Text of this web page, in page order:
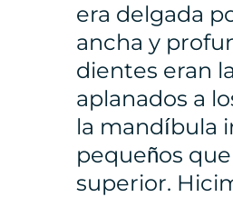
era delgada
ancha y
dientes eran
aplanados a
la mandíbula
pequeños
superior.